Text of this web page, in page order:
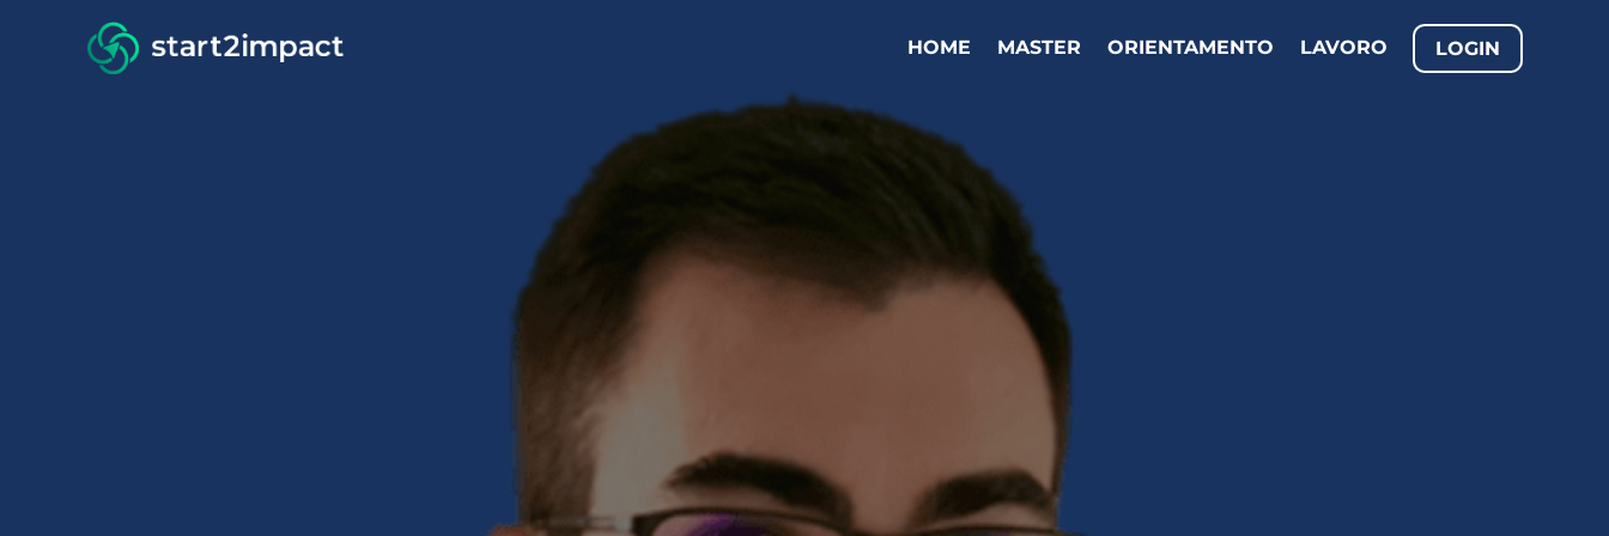
HOME MASTER ORIENTAMENTO LAVORO LOGIN